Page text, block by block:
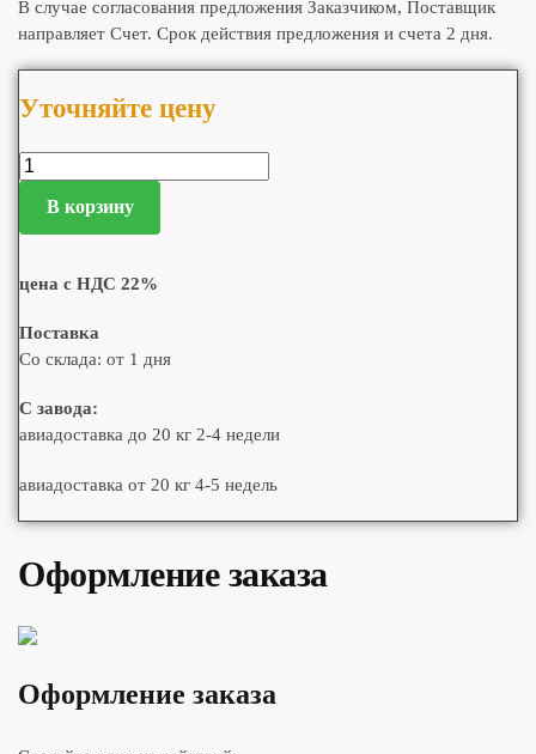
В случае согласования предложения Заказчиком, Поставщик
направляет Счет. Срок действия предложения и счета 2 дня.
Уточняйте цену
В корзину
цена с НДС 22%
Поставка
Со склада: от 1 дня
С завода:
авиадоставка до 20 кг 2-4 недели
авиадоставка от 20 кг 4-5 недель
Оформление заказа
Оформление заказа